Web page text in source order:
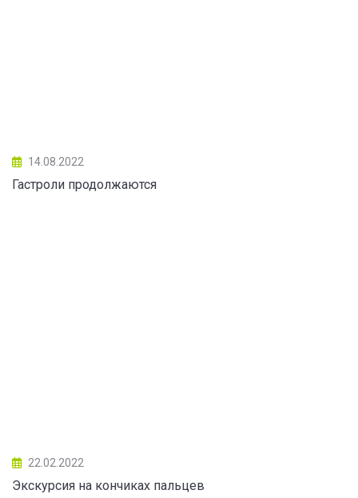
14.08.2022
Гастроли продолжаются
22.02.2022
Экскурсия на кончиках пальцев